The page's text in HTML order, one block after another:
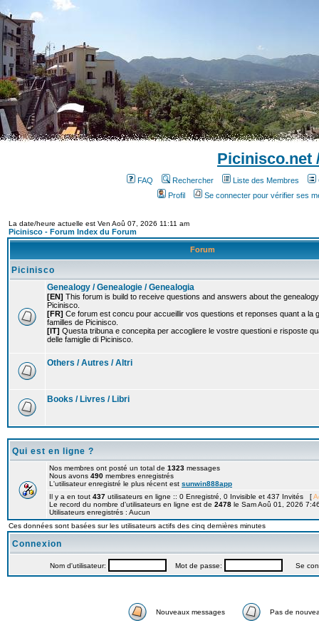
Picinisco.net
FAQ Rechercher Liste des Membres
Profil
Se connecter pour vérifier ses
La date/heure actuelle est Ven Aoû 07, 2026 11:11 am
Picinisco - Forum Index du Forum
Forum
Picinisco
Genealogy / Genealogie / Genealogia
[EN] This forum is build to receive questions and answers about the
Picinisco.
[FR] Ce forum est concu pour accueillir vos questions et reponses quant a la
familles de Picinisco.
[IT] Questa tribuna e concepita per accogliere le vostre questioni e risposte
delle famiglie di Picinisco.
Others / Autres / Altri
Books / Livres / Libri
Qui est en ligne ?
Nos membres ont posté un total de 1323 messages
Nous avons 490 membres enregistrés
L'utilisateur enregistré le plus récent est sunwin888app
Il y a en tout 437 utilisateurs en ligne :: 0 Enregistré, 0 Invisible et 437 Invités [
Le record du nombre d'utilisateurs en ligne est de 2478 le Sam Aoû 01, 2026
Utilisateurs enregistrés : Aucun
Ces données sont basées sur les utilisateurs actifs des cinq dernières minutes
Connexion
Nom d'utilisateur: Mot de passe: Se
Nouveaux messages Pas de